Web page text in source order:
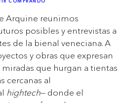
COMPRANDO
Arquine reunimos
posibles y entrevistas a
de la bienal veneciana. A
y obras que expresan
que hurgan a tientas
cercanas al
hightech— donde el